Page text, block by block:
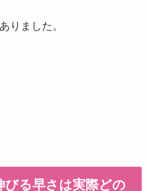
りました。
びる早さは実際どの